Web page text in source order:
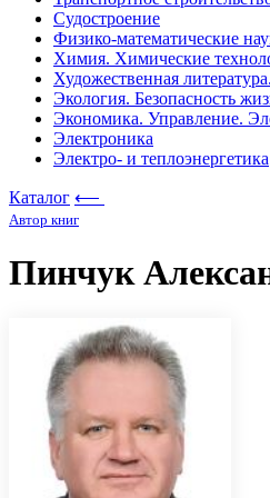
Судостроение
Физико-математические
Химия. Химические
Художественная
Экология. Безопасность
Экономика. Управление.
Электроника
Электро- и теплоэнергетика
Каталог ⟵
Автор книг
Пинчук